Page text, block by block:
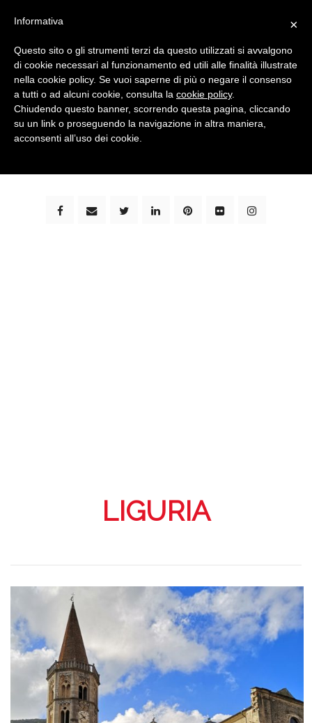
bimbi e viaggi - family travel blog: community #1 in
LIGURIA
×
Informativa
Questo sito o gli strumenti terzi da questo utilizzati si avvalgono
di cookie necessari al funzionamento ed utili alle finalità illustrate
nella cookie policy. Se vuoi saperne di più o negare il consenso
a tutti o ad alcuni cookie, consulta la cookie policy.
Chiudendo questo banner, scorrendo questa pagina, cliccando
su un link o proseguendo la navigazione in altra maniera,
acconsenti all’uso dei cookie.